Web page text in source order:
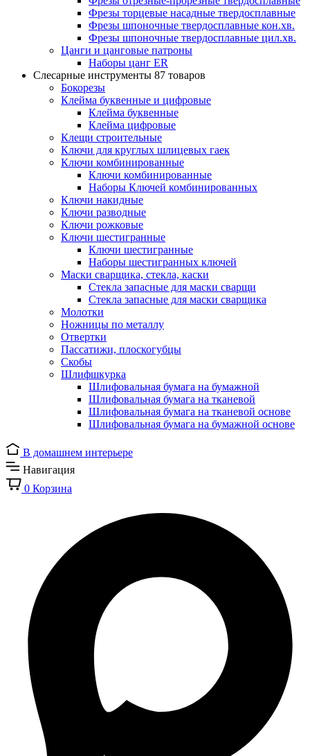
Фрезы торцевые насадные твердосплавные
Фрезы шпоночные твердосплавные кон.хв.
Фрезы шпоночные твердосплавные цил.хв.
Цанги и цанговые патроны
Наборы цанг ER
Слесарные инструменты 87 товаров
Бокорезы
Клейма буквенные и цифровые
Клейма буквенные
Клейма цифровые
Клещи строительные
Ключи для круглых шлицевых гаек
Ключи комбинированные
Ключи комбинированные
Наборы Ключей комбинированных
Ключи накидные
Ключи разводные
Ключи рожковые
Ключи шестигранные
Ключи шестигранные
Наборы шестигранных ключей
Маски сварщика, стекла, каски
Стекла запасные для маски сварщи
Стекла запасные для маски сварщика
Молотки
Ножницы по металлу
Отвертки
Пассатижи, плоскогубцы
Скобы
Шлифшкурка
Шлифовальная бумага на бумажной
Шлифовальная бумага на тканевой
Шлифовальная бумага на тканевой основе
Шлифовальная бумага на бумажной основе
В домашнем интерьере
Навигация
0 Корзина